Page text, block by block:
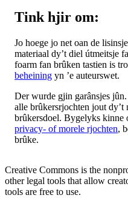
Tink hjir om:
Jo hoege jo net oan de
materiaal dy’t diel útmeitsje
foarm fan brûken tastien is
beheining yn ’e auteurswet.
Der wurde gjin garânsjes
alle brûkersrjochten jout
brûkersdoel. Bygelyks kinne
privacy- of morele rjochten,
brûke.
Creative Commons is the
other legal tools that allow
tools are free to use.